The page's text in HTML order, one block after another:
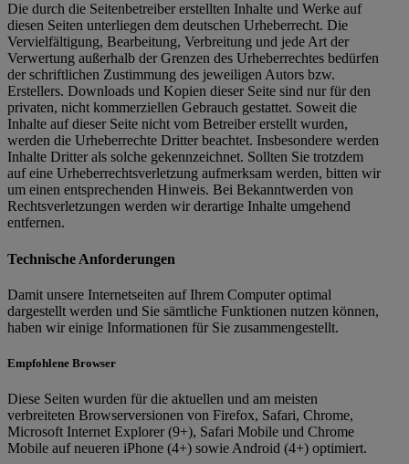
Die durch die Seitenbetreiber erstellten Inhalte und Werke auf
diesen Seiten unterliegen dem deutschen Urheberrecht. Die
Vervielfältigung, Bearbeitung, Verbreitung und jede Art der
Verwertung außerhalb der Grenzen des Urheberrechtes bedürfen
der schriftlichen Zustimmung des jeweiligen Autors bzw.
Erstellers. Downloads und Kopien dieser Seite sind nur für den
privaten, nicht kommerziellen Gebrauch gestattet. Soweit die
Inhalte auf dieser Seite nicht vom Betreiber erstellt wurden,
werden die Urheberrechte Dritter beachtet. Insbesondere werden
Inhalte Dritter als solche gekennzeichnet. Sollten Sie trotzdem
auf eine Urheberrechtsverletzung aufmerksam werden, bitten wir
um einen entsprechenden Hinweis. Bei Bekanntwerden von
Rechtsverletzungen werden wir derartige Inhalte umgehend
entfernen.
Technische Anforderungen
Damit unsere Internetseiten auf Ihrem Computer optimal
dargestellt werden und Sie sämtliche Funktionen nutzen können,
haben wir einige Informationen für Sie zusammengestellt.
Empfohlene Browser
Diese Seiten wurden für die aktuellen und am meisten
verbreiteten Browserversionen von Firefox, Safari, Chrome,
Microsoft Internet Explorer (9+), Safari Mobile und Chrome
Mobile auf neueren iPhone (4+) sowie Android (4+) optimiert.